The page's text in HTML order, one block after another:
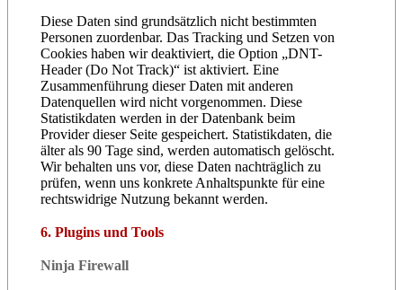
Diese Daten sind grundsätzlich nicht bestimmten
Personen zuordenbar. Das Tracking und Setzen von
Cookies haben wir deaktiviert, die Option „DNT-
Header (Do Not Track)“ ist aktiviert. Eine
Zusammenführung dieser Daten mit anderen
Datenquellen wird nicht vorgenommen. Diese
Statistikdaten werden in der Datenbank beim
Provider dieser Seite gespeichert. Statistikdaten, die
älter als 90 Tage sind, werden automatisch gelöscht.
Wir behalten uns vor, diese Daten nachträglich zu
prüfen, wenn uns konkrete Anhaltspunkte für eine
rechtswidrige Nutzung bekannt werden.
6. Plugins und Tools
Ninja Firewall